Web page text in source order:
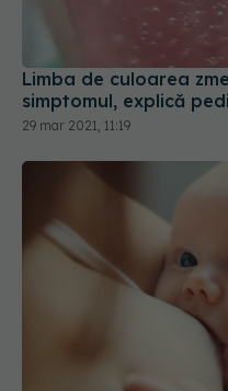
Limba de culoarea
simptomul, explică
29 mar 2021, 11:19